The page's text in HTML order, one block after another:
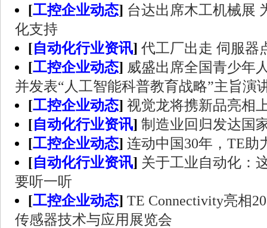
[工控企业动态] 台达出席木工机械展
化支持
[自动化行业资讯] 代工厂出走 伺服器
[工控企业动态] 威盛出席全国青少年
并发表“人工智能科普教育战略”主旨演
[工控企业动态] 视觉龙将携新品亮相
[自动化行业资讯] 制造业回归发达国
[工控企业动态] 连动中国30年，TE助
[自动化行业资讯] 关于工业自动化：
要听一听
[工控企业动态] TE Connectivity亮相
传感器技术与应用展览会